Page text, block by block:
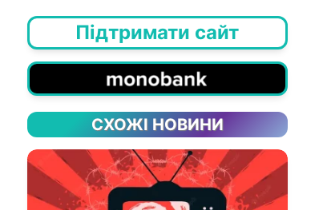
Підтримати сайт
СХОЖІ НОВИНИ